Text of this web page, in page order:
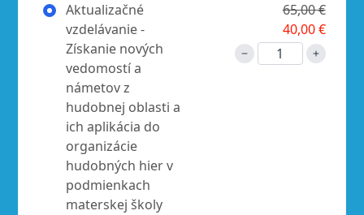
Aktualizačné
vzdelávanie -
Získanie nových
vedomostí a
námetov z
hudobnej oblasti a
ich aplikácia do
organizácie
hudobných hier v
podmienkach
materskej školy
65,00 €
40,00 €